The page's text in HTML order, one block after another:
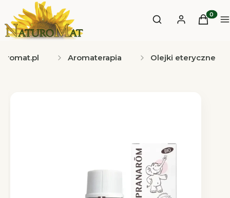
Otwórz
Szukaj Zaloguj sięKoszyk
Aromaterapia Olejki eteryczne